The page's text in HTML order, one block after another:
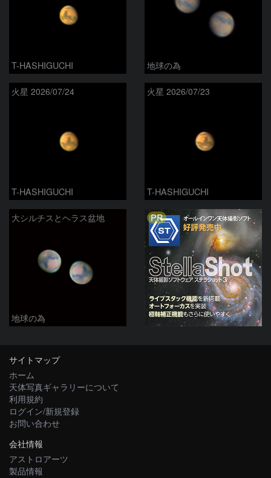
T-HASHIGUCHI 地球の為
火星 2026/07/24
T-HASHIGUCHI
火星 2026/07/23
T-HASHIGUCHI
大シルチスとヘラス盆地
地球の為
PR
サイトマップ
ホーム
天体写真ギャラリーについて
利用規約
ログイン/新規登録
お問い合わせ
会社情報
アストロアーツ
製品情報